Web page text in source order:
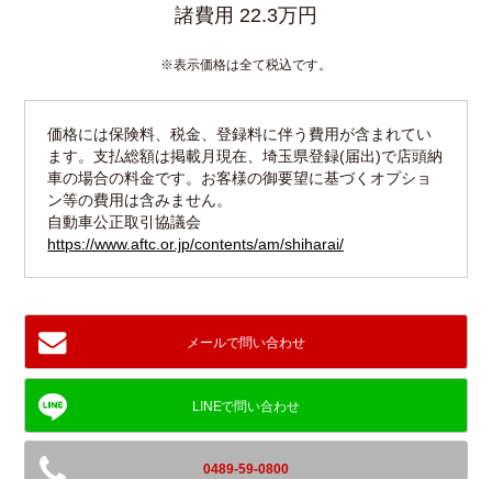
諸費用 22.3万円
※表示価格は全て税込です。
価格には保険料、税金、登録料に伴う費用が含まれてい
ます。支払総額は掲載月現在、埼玉県登録(届出)で店頭納
車の場合の料金です。お客様の御要望に基づくオプショ
ン等の費用は含みません。
自動車公正取引協議会
https://www.aftc.or.jp/contents/am/shiharai/
メールで問い合わせ
0489-59-0800